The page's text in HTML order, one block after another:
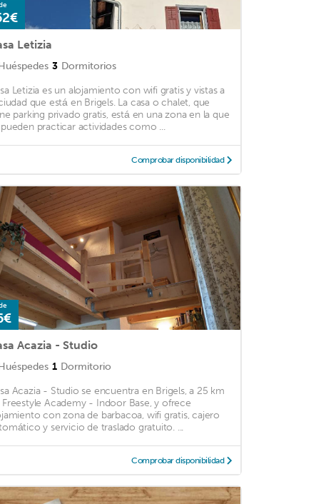
Letizia
3 Dormitorios
Letizia es un alojamiento con wifi gratis y vistas a
que está en Brigels. La casa o chalet, que
parking privado gratis, está en una zona en la que
pueden practicar actividades como ...
Comprobar disponibilidad
Acazia - Studio
1 Dormitorio
Acazia - Studio se encuentra en Brigels, a 25 km
Freestyle Academy - Indoor Base, y ofrece
con zona de barbacoa, wifi gratis, cajero
y servicio de traslado gratuito. ...
Comprobar disponibilidad